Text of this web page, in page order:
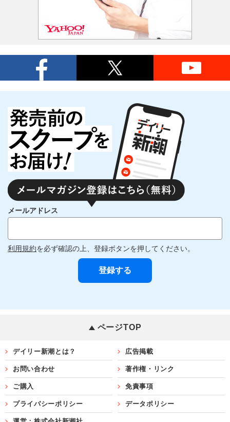
メールアドレス
利用規約を必ず確認の上、登録ボタンを押してください。
ページTOP
デイリー新潮とは？ 広告掲載
お問い合わせ 著作権・リンク
ご購入 免責事項
プライバシーポリシー データポリシー